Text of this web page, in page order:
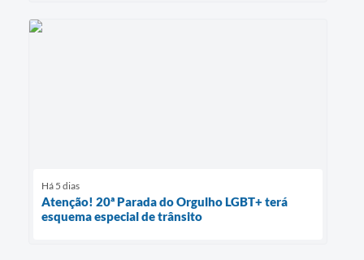
Há 5 dias
Atenção! 20ª Parada do Orgulho LGBT+ terá
esquema especial de trânsito